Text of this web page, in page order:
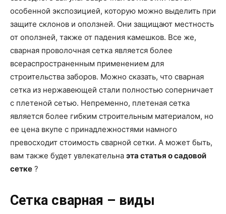
особенной экспозицией, которую можно выделить при
защите склонов и оползней. Они защищают местность
от оползней, также от падения камешков. Все же,
сварная проволочная сетка является более
всераспространенным применением для
строительства заборов. Можно сказать, что сварная
сетка из нержавеющей стали полностью соперничает
с плетеной сетью. Непременно, плетеная сетка
является более гибким строительным материалом, но
ее цена вкупе с принадлежностями намного
превосходит стоимость сварной сетки. А может быть,
вам также будет увлекательна эта статья о садовой
сетке ?
Сетка сварная – виды